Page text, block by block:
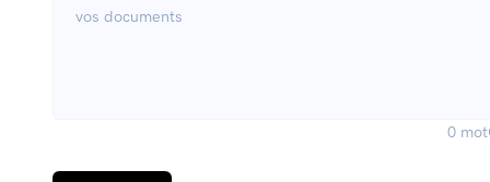
0 mot